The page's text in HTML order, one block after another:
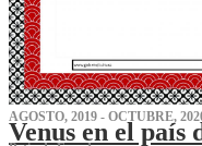
AGOSTO, 2019 - OCTUBRE,
Venus en el país